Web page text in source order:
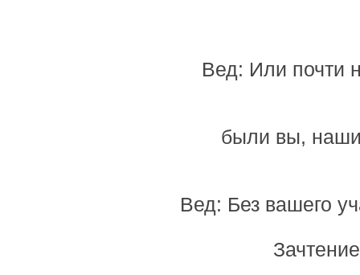
Вед: Или почти
были вы,
Вед: Без вашего